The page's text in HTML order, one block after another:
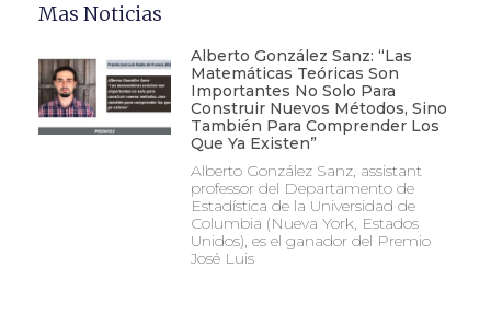
Mas Noticias
Alberto González Sanz: “Las
Matemáticas Teóricas Son
Importantes No Solo Para
Construir Nuevos Métodos, Sino
También Para Comprender Los
Que Ya Existen”
Alberto González Sanz, assistant
professor del Departamento de
Estadística de la Universidad de
Columbia (Nueva York, Estados
Unidos), es el ganador del Premio
José Luis